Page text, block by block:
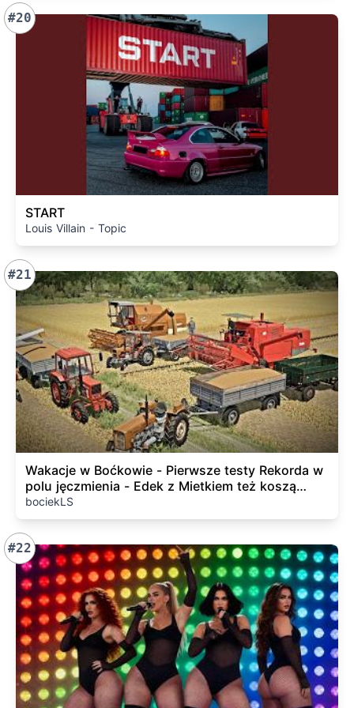
#20
START
Louis Villain - Topic
#21
Wakacje w Boćkowie - Pierwsze testy Rekorda w
polu jęczmienia - Edek z Mietkiem też koszą
swoje pola
bociekLS
#22